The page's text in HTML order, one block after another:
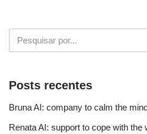
Posts recentes
Bruna AI: company to calm the
Renata AI: support to cope with the